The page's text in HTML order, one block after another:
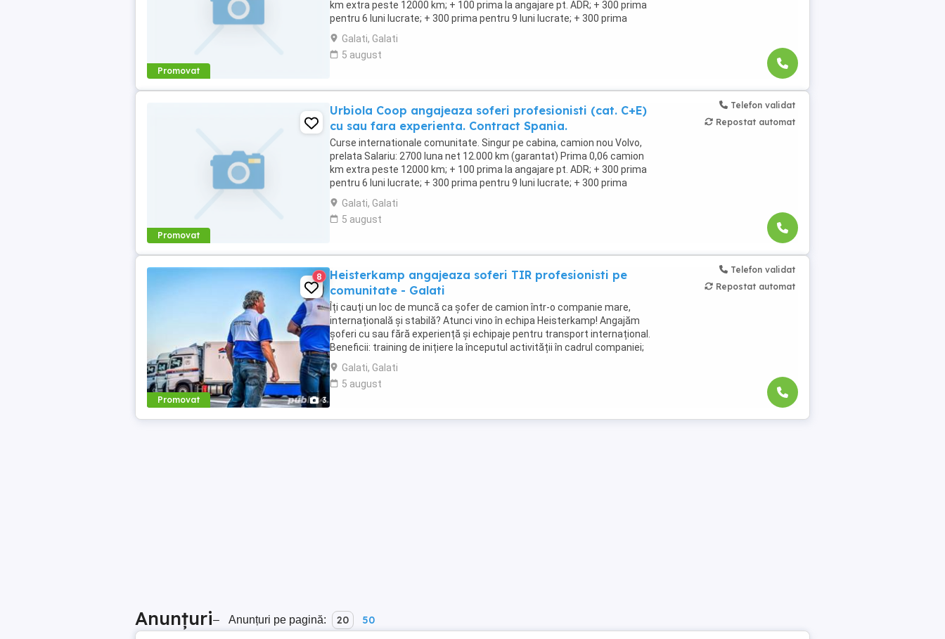
Promovat
km extra peste 12000 km; + 100 prima la angajare pt. ADR; + 300 prima
pentru 6 luni lucrate; + 300 prima pentru 9 luni lucrate; + 300 prima
pentru 12 luni lucrate. Cazare, ...
Galati, Galati
5 august
Promovat
Urbiola Coop angajeaza soferi profesionisti (cat. C+E)
cu sau fara experienta. Contract Spania.
Curse internationale comunitate. Singur pe cabina, camion nou Volvo,
prelata Salariu: 2700 luna net 12.000 km (garantat) Prima 0,06 camion
km extra peste 12000 km; + 100 prima la angajare pt. ADR; + 300 prima
pentru 6 luni lucrate; + 300 prima pentru 9 luni lucrate; + 300 prima
pentru 12 luni lucrate. Cazare, ...
Galati, Galati
5 august
Telefon validat
Repostat automat
Promovat 3
8
Heisterkamp angajeaza soferi TIR profesionisti pe
comunitate - Galati
Îți cauți un loc de muncă ca șofer de camion într-o companie mare,
internațională și stabilă? Atunci vino în echipa Heisterkamp! Angajăm
șoferi cu sau fără experiență și echipaje pentru transport internațional.
Beneficii: training de inițiere la începutul activității în cadrul companiei;
training ...
Galati, Galati
5 august
Telefon validat
Repostat automat
Anunțuri– Anunțuri pe pagină: 20 50